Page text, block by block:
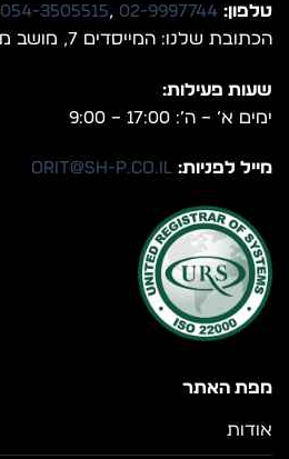
מפת האתר
אודות
טלפון: 02-9997744
,
054-3505515
הכתובת שלנו: המייסדים 7, מושב מצליח
שעות פעילות:
ימים א’ – ה’: 17:00 – 9:00
מייל לפניות: orit@sh-p.co.il